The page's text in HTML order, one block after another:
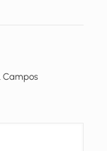
Campos